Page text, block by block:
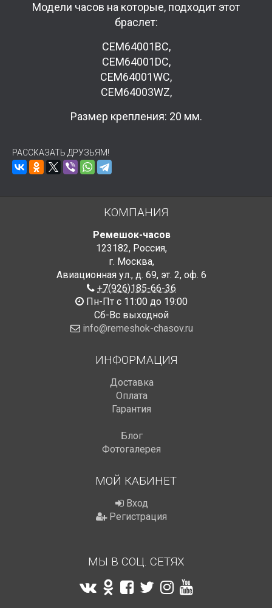
Модели часов на которые, подходит этот
браслет:
CEM64001BC,
CEM64001DC,
CEM64001WC,
CEM64003WZ,
Размер крепления: 20 мм.
РАССКАЗАТЬ ДРУЗЬЯМ!
КОМПАНИЯ
Ремешок-часов
123182, Россия,
г. Москва,
Авиационная ул., д. 69, эт. 2, оф. 6
+7(926)185-66-36
Пн-Пт с 11:00 до 19:00
Сб-Вс выходной
info@remeshok-chasov.ru
ИНФОРМАЦИЯ
Доставка
Оплата
Гарантия
Блог
Фотогалерея
МОЙ КАБИНЕТ
Вход
Регистрация
МЫ В СОЦ. СЕТЯХ